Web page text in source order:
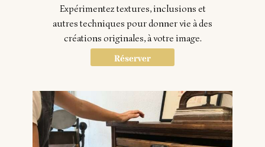
Expérimentez textures, inclusions et
autres techniques pour donner vie à des
créations originales, à votre image.
Réserver